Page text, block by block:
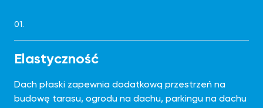
01.
Elastyczność
Dach płaski zapewnia dodatkową przestrzeń na
budowę tarasu, ogrodu na dachu, parkingu na dachu